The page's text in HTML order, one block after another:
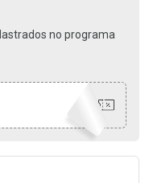
no programa